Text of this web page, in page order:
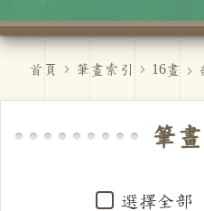
首頁 筆畫索引 16畫
筆
選擇全部